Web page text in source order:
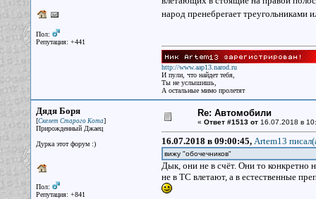
Пол:
Репутация: +441
народ пренебрегает треугольниками
http://www.aap13.narod.ru
И пули, что найдет тебя,
Ты не услышишь,
А остальные мимо пролетят
Дядя Боря
[Скелет Старого Кота]
Прирожденный Джаец
Дурка этот форум :)
Пол:
Репутация: +841
Re: Автомобили
« Ответ #1513 от16.07.2018 в
16.07.2018 в 09:00:45, Artem13
вижу "обочечников"
Дык, они не в счёт. Они то конкретно
не в ТС влетают, а в естественные